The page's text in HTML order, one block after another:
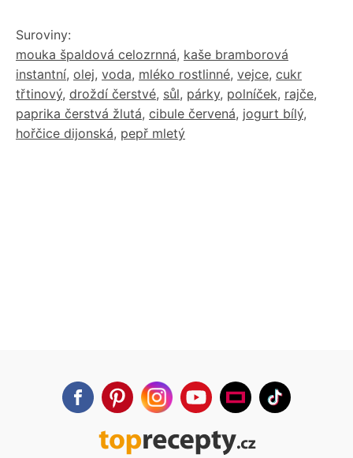
Suroviny:
mouka špaldová celozrnná, kaše bramborová
instantní, olej, voda, mléko rostlinné, vejce, cukr
třtinový, droždí čerstvé, sůl, párky, polníček, rajče,
paprika čerstvá žlutá, cibule červená, jogurt bílý,
hořčice dijonská, pepř mletý